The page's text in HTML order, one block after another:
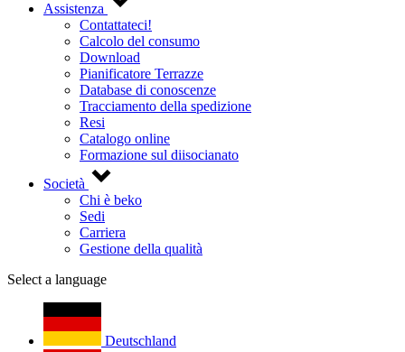
Assistenza
Contattateci!
Calcolo del consumo
Download
Pianificatore Terrazze
Database di conoscenze
Tracciamento della spedizione
Resi
Catalogo online
Formazione sul diisocianato
Società
Chi è beko
Sedi
Carriera
Gestione della qualità
Select a language
Deutschland